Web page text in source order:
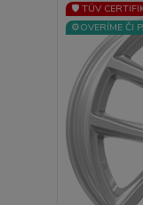
🛡️ TÜV
⚙️OVERÍME ČI